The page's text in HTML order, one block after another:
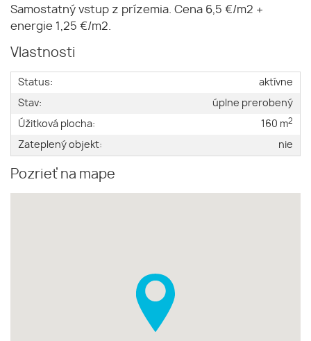
Samostatný vstup z prízemia. Cena 6,5 €/m2 +
energie 1,25 €/m2.
Vlastnosti
Status:
aktívne
Stav:
úplne prerobený
Úžitková plocha:
160 m2
Zateplený objekt: nie
Pozrieť na mape